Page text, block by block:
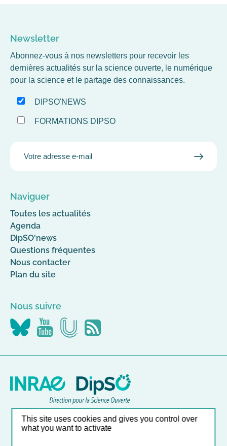
Newsletter
Abonnez-vous à nos newsletters pour recevoir les
dernières actualités sur la science ouverte, le numérique
pour la science et le partage des connaissances.
DIPSO'NEWS
FORMATIONS DIPSO
Naviguer
Toutes les actualités
Agenda
DipSO'news
Questions fréquentes
Nous contacter
Plan du site
Nous suivre
Nous
suivre
Nous
suivre
Nous
suivre
Flus
RSS
Nos autres sites
Liste et accès direct à nos outils en ligne
This site uses cookies and gives you control over
what you want to activate